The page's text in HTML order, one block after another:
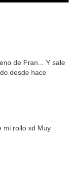
de Fran... Y sale
desde hace
mi rollo xd Muy